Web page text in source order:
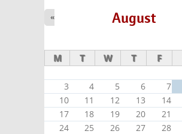
August
«
M T W T F
3
4 5 6 7
10
11 12 13 14
17
18 19 20 21
24
25 26 27 28